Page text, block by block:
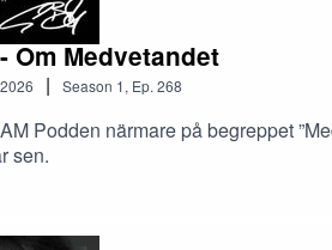
Om Medvetandet
| Season 1, Ep. 268
Podden närmare på begreppet
sen.